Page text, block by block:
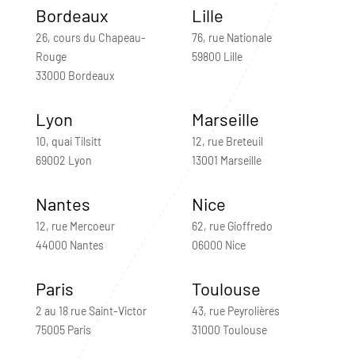
Bordeaux
26, cours du Chapeau-
Rouge
33000 Bordeaux
Lille
76, rue Nationale
59800 Lille
Lyon
10, quai Tilsitt
69002 Lyon
Marseille
12, rue Breteuil
13001 Marseille
Nantes
12, rue Mercoeur
44000 Nantes
Nice
62, rue Gioffredo
06000 Nice
Paris
2 au 18 rue Saint-Victor
75005 Paris
Toulouse
43, rue Peyrolières
31000 Toulouse